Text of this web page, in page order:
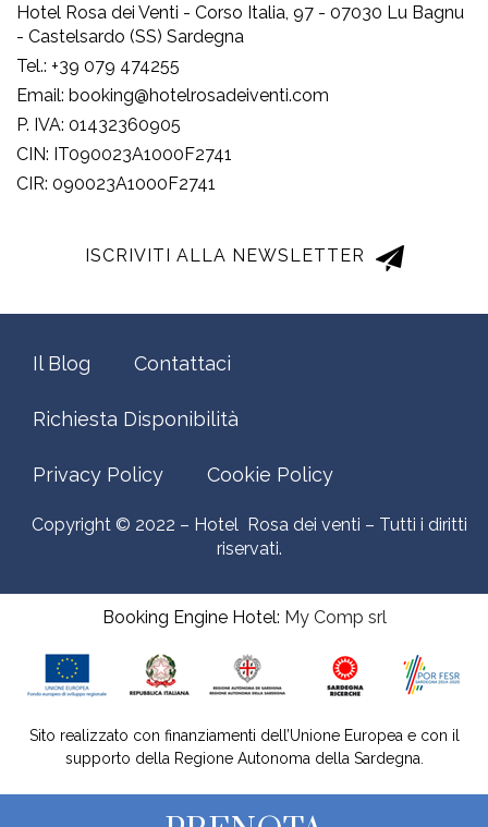
Hotel Rosa dei Venti - Corso Italia, 97 - 07030 Lu Bagnu
- Castelsardo (SS) Sardegna
Tel.: +39 079 474255
Email: booking@hotelrosadeiventi.com
P. IVA: 01432360905
CIN: IT090023A1000F2741
CIR: 090023A1000F2741
ISCRIVITI ALLA NEWSLETTER
Copyright © 2022 – Hotel Rosa dei venti – Tutti i diritti
riservati.
Il Blog Contattaci
Richiesta Disponibilità
Privacy Policy Cookie Policy
Booking Engine Hotel: My Comp srl
Sito realizzato con finanziamenti dell’Unione Europea e con il
supporto della Regione Autonoma della Sardegna.